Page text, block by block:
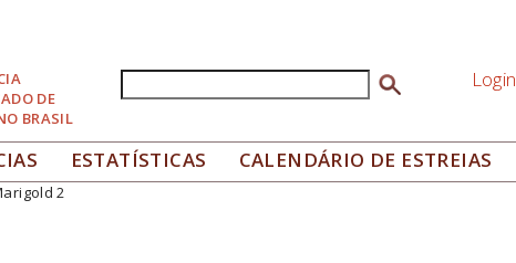
DE
BRASIL
Formulário de busca Login
ESTATÍSTICAS CALENDÁRIO DE ESTREIAS
2